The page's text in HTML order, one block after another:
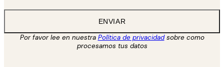
ENVIAR
Por favor lee en nuestra Política de privacidadsobre como
procesamos tus datos